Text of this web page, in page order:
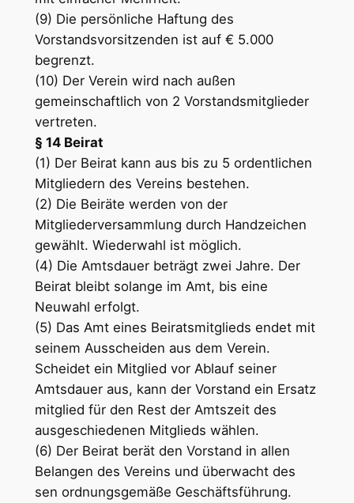
(9) Die persönliche Haftung des
Vorstandsvorsitzenden ist auf € 5.000
begrenzt.
(10) Der Verein wird nach außen
gemeinschaftlich von 2 Vorstandsmitglieder
vertreten.
§ 14 Beirat
(1) Der Beirat kann aus bis zu 5 ordentlichen
Mitgliedern des Vereins bestehen.
(2) Die Beiräte werden von der
Mitgliederversammlung durch Handzeichen
gewählt. Wiederwahl ist möglich.
(4) Die Amtsdauer beträgt zwei Jahre. Der
Beirat bleibt solange im Amt, bis eine
Neuwahl erfolgt.
(5) Das Amt eines Beiratsmitglieds endet mit
seinem Ausscheiden aus dem Verein.
Scheidet ein Mitglied vor Ablauf seiner
Amtsdauer aus, kann der Vorstand ein Ersatz
mitglied für den Rest der Amtszeit des
ausgeschiedenen Mitglieds wählen.
(6) Der Beirat berät den Vorstand in allen
Belangen des Vereins und überwacht des
sen ordnungsgemäße Geschäftsführung.